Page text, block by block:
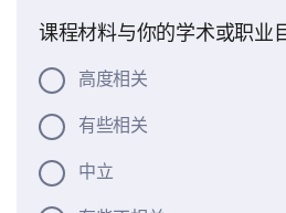
课程材料与你的学术或职业
高度相关
有些相关
中立